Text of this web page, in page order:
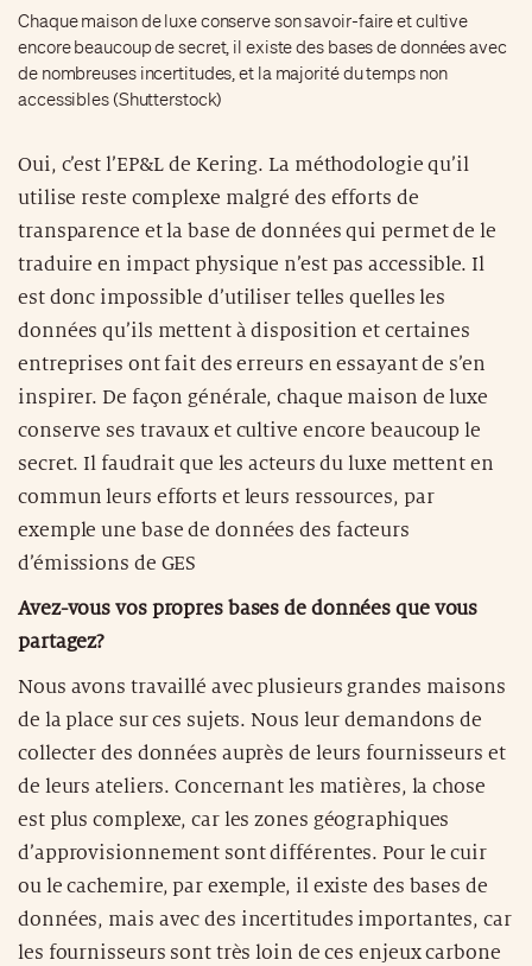
Chaque maison de luxe conserve son savoir-faire et cultive
encore beaucoup de secret, il existe des bases de données avec
de nombreuses incertitudes, et la majorité du temps non
accessibles (Shutterstock)
Oui, c’est l’EP&L de Kering. La méthodologie qu’il
utilise reste complexe malgré des efforts de
transparence et la base de données qui permet de le
traduire en impact physique n’est pas accessible. Il
est donc impossible d’utiliser telles quelles les
données qu’ils mettent à disposition et certaines
entreprises ont fait des erreurs en essayant de s’en
inspirer. De façon générale, chaque maison de luxe
conserve ses travaux et cultive encore beaucoup le
secret. Il faudrait que les acteurs du luxe mettent en
commun leurs efforts et leurs ressources, par
exemple une base de données des facteurs
d’émissions de GES
Avez-vous vos propres bases de données que vous
partagez?
Nous avons travaillé avec plusieurs grandes maisons
de la place sur ces sujets. Nous leur demandons de
collecter des données auprès de leurs fournisseurs et
de leurs ateliers. Concernant les matières, la chose
est plus complexe, car les zones géographiques
d’approvisionnement sont différentes. Pour le cuir
ou le cachemire, par exemple, il existe des bases de
données, mais avec des incertitudes importantes, car
les fournisseurs sont très loin de ces enjeux carbone